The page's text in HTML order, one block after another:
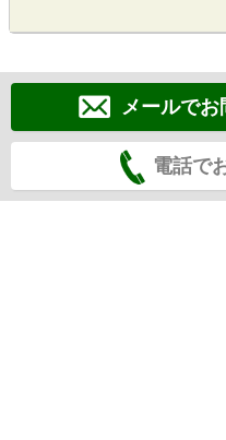
メールでお
電話で